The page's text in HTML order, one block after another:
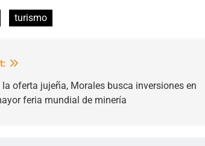
turismo
la oferta jujeña, Morales busca inversiones en
feria mundial de minería